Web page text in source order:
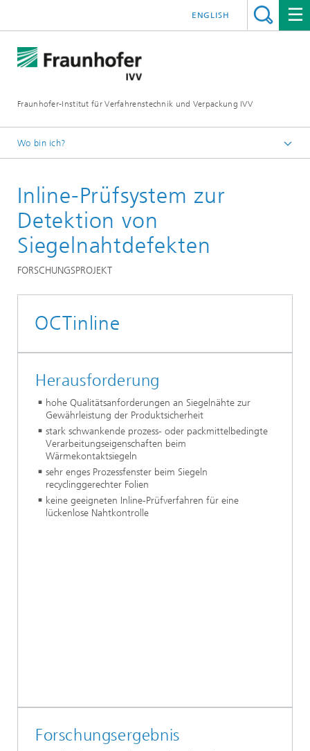
Fraunhofer-Institut für Verfahrenstechnik und Verpackung IVV
ENGLISH
Wo bin ich?
Verarbeitungsmaschinen
Inline-Prüfsystem zur
Detektion von
Siegelnahtdefekten
FORSCHUNGSPROJEKT
OCTinline
Herausforderung
hohe Qualitätsanforderungen an Siegelnähte zur
Gewährleistung der Produktsicherheit
stark schwankende prozess- oder packmittelbedingte
Verarbeitungseigenschaften beim
Wärmekontaktsiegeln
sehr enges Prozessfenster beim Siegeln
recyclinggerechter Folien
keine geeigneten Inline-Prüfverfahren für eine
lückenlose Nahtkontrolle
Forschungsergebnis